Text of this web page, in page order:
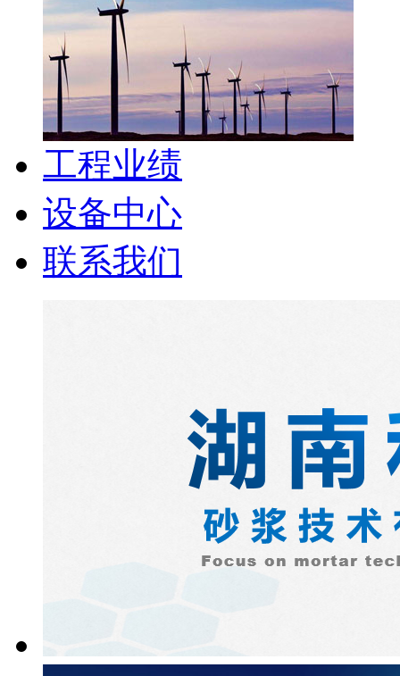
工程业绩
设备中心
联系我们